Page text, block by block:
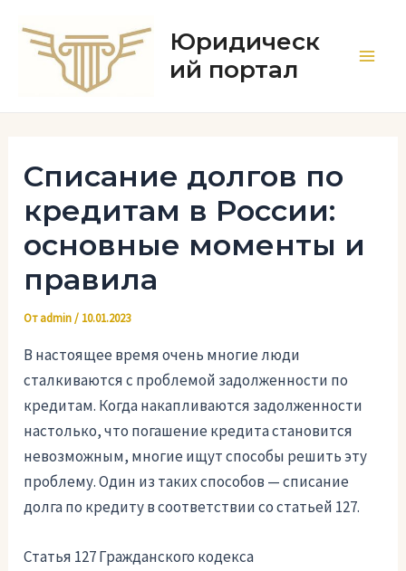
содержимому
Юридическ
ий портал
Списание долгов по
кредитам в России:
основные моменты и
правила
Отadmin/ 10.01.2023
В настоящее время очень многие люди
сталкиваются с проблемой задолженности по
кредитам. Когда накапливаются задолженности
настолько, что погашение кредита становится
невозможным, многие ищут способы решить эту
проблему. Один из таких способов — списание
долга по кредиту в соответствии со статьей 127.
Статья 127 Гражданского кодекса